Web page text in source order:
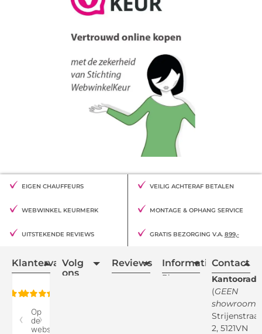
EIGEN CHAUFFEURS VEILIG ACHTERAF BETALEN
WEBWINKEL KEURMERK MONTAGE & OPHANG SERVICE
UITSTEKENDE REVIEWS GRATIS BEZORGING V.A. 899,-
Klantervaring
Volg
ons
Reviews Informatie
Blogs
Retourvoorwaarden
Betaalmethodes
Contact
(GEEN
showroom
Strijenstraat
2, 5121VN